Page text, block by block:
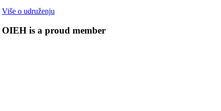
Više o udruženju
OIEH is a proud member